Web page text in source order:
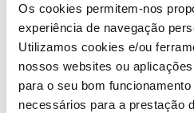
Os cookies permitem-nos
experiência de navegação
Utilizamos cookies e/ou
nossos websites ou
para o seu bom
necessários para a prestação
JoCa AUTOR
Agradecemos a sua mensagem.
O@Bruno Aleixoprestou uma boa